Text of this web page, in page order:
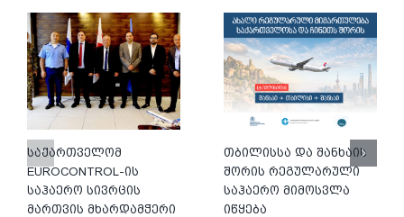
საქართველომ
EUROCONTROL-ის
საჰაერო სივრცის
მართვის მხარდამჭერი
თბილისსა და შანხაის
შორის რეგულარული
საჰაერო მიმოსვლა
იწყება